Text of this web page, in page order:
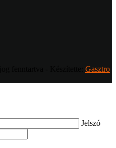
Gasztro
Jelszó